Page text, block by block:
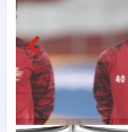
به ورزشگاه امام رضا مشهد
این بار در مازندران؟
و صعود استقلال